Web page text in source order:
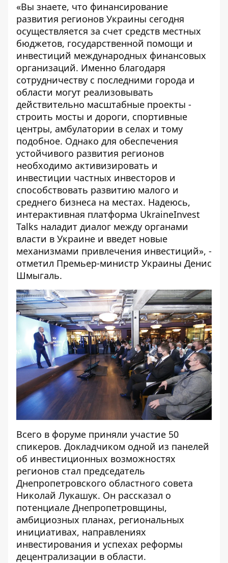
«Вы знаете, что финансирование
развития регионов Украины сегодня
осуществляется за счет средств местных
бюджетов, государственной помощи и
инвестиций международных финансовых
организаций. Именно благодаря
сотрудничеству с последними города и
области могут реализовывать
действительно масштабные проекты -
строить мосты и дороги, спортивные
центры, амбулатории в селах и тому
подобное. Однако для обеспечения
устойчивого развития регионов
необходимо активизировать и
инвестиции частных инвесторов и
способствовать развитию малого и
среднего бизнеса на местах. Надеюсь,
интерактивная платформа UkraineInvest
Talks наладит диалог между органами
власти в Украине и введет новые
механизмами привлечения инвестиций», -
отметил Премьер-министр Украины Денис
Шмыгаль.
Всего в форуме приняли участие 50
спикеров. Докладчиком одной из панелей
об инвестиционных возможностях
регионов стал председатель
Днепропетровского областного совета
Николай Лукашук. Он рассказал о
потенциале Днепропетровщины,
амбициозных планах, региональных
инициативах, направлениях
инвестирования и успехах реформы
децентрализации в области.